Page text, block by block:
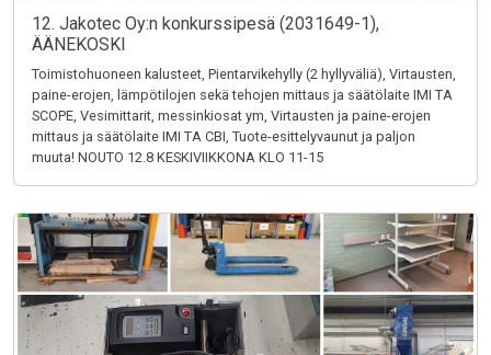
12. Jakotec Oy:n konkurssipesä (2031649-1),
ÄÄNEKOSKI
Toimistohuoneen kalusteet, Pientarvikehylly (2 hyllyväliä), Virtausten,
paine-erojen, lämpötilojen sekä tehojen mittaus ja säätölaite IMI TA
SCOPE, Vesimittarit, messinkiosat ym, Virtausten ja paine-erojen
mittaus ja säätölaite IMI TA CBI, Tuote-esittelyvaunut ja paljon
muuta! NOUTO 12.8 KESKIVIIKKONA KLO 11-15